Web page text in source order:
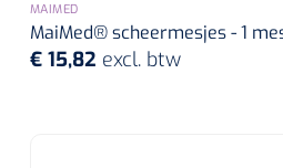
MAIMED
MaiMed® scheermesjes - 1
€ 15,82 excl. btw